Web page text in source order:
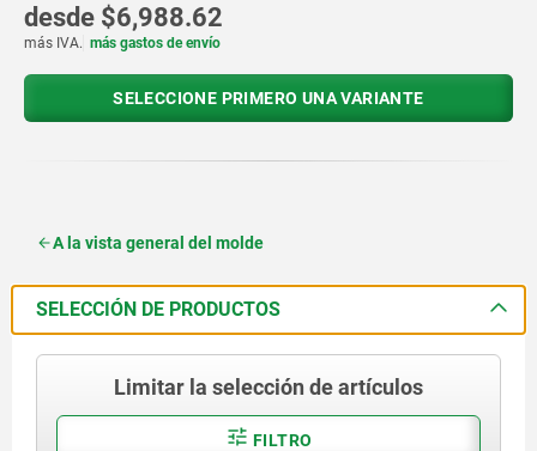
desde $6,988.62
más IVA. más gastos de envío
SELECCIONE PRIMERO UNA VARIANTE
A la vista general del molde
SELECCIÓN DE PRODUCTOS
Limitar la selección de artículos
FILTRO